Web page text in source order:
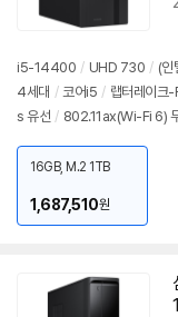
i5-14400 / UHD 730 / (
4세대 / 코어i5 / 랩터레이크-
s 유선 / 802.11ax(Wi-Fi 6)
경상품 / 소비자 가격:
16GB, M.2 1TB
1,687,510원